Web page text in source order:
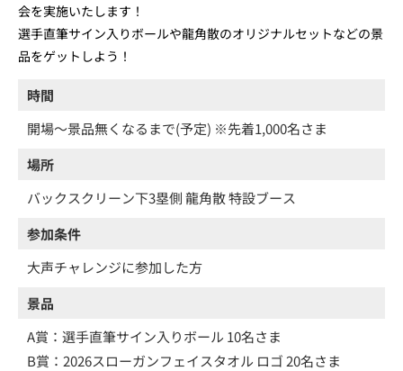
会を実施いたします！
選手直筆サイン入りボールや龍角散のオリジナルセットなどの景
品をゲットしよう！
時間
開場～景品無くなるまで(予定) ※先着1,000名さま
場所
バックスクリーン下3塁側 龍角散 特設ブース
参加条件
大声チャレンジに参加した方
景品
A賞：選手直筆サイン入りボール 10名さま
B賞：2026スローガンフェイスタオル ロゴ 20名さま